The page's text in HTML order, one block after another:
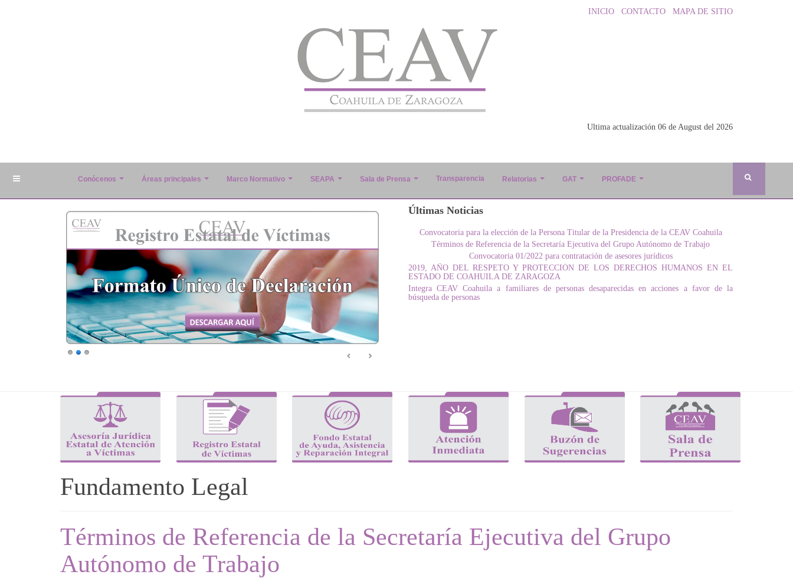
INICIO CONTACTO MAPA DE SITIO
Ultima actualización 06 de August del 2026
Conócenos Áreas principales Marco Normativo SEAPA Sala de Prensa Transparencia Relatorias GAT PROFADE
Últimas Noticias
Convocatoria para la elección de la Persona Titular de la Presidencia de la CEAV Coahuila
Términos de Referencia de la Secretaría Ejecutiva del Grupo Autónomo de Trabajo
Convocatoria 01/2022 para contratación de asesores jurídicos
2019, AÑO DEL RESPETO Y PROTECCIÓN DE LOS DERECHOS HUMANOS EN EL
ESTADO DE COAHUILA DE ZARAGOZA
Integra CEAV Coahuila a familiares de personas desaparecidas en acciones a favor de la
búsqueda de personas
Fundamento Legal
Términos de Referencia de la Secretaría Ejecutiva del Grupo
Autónomo de Trabajo